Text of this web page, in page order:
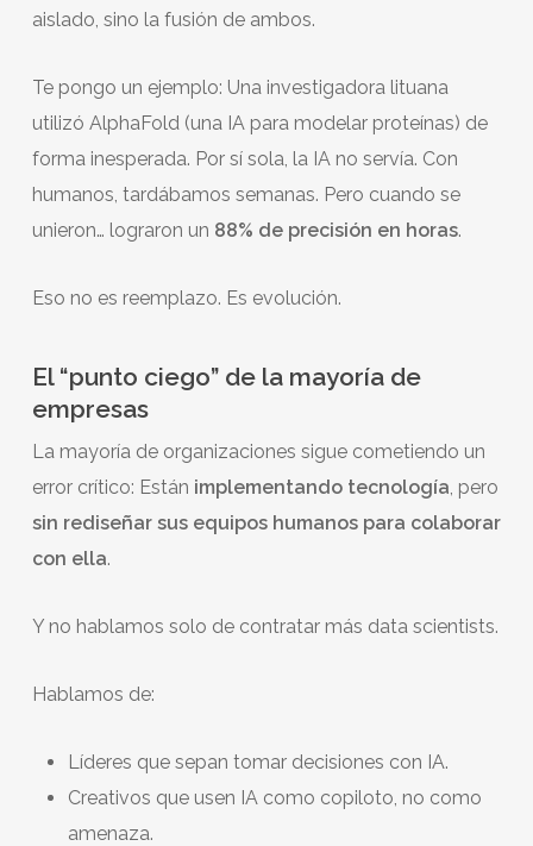
aislado, sino la fusión de ambos.
Te pongo un ejemplo: Una investigadora lituana
utilizó AlphaFold (una IA para modelar proteínas) de
forma inesperada. Por sí sola, la IA no servía. Con
humanos, tardábamos semanas. Pero cuando se
unieron… lograron un 88% de precisión en horas.
Eso no es reemplazo. Es evolución.
El “punto ciego” de la mayoría de
empresas
La mayoría de organizaciones sigue cometiendo un
error crítico: Están implementando tecnología, pero
sin rediseñar sus equipos humanos para colaborar
con ella.
Y no hablamos solo de contratar más data scientists.
Hablamos de:
Líderes que sepan tomar decisiones con IA.
Creativos que usen IA como copiloto, no como
amenaza.